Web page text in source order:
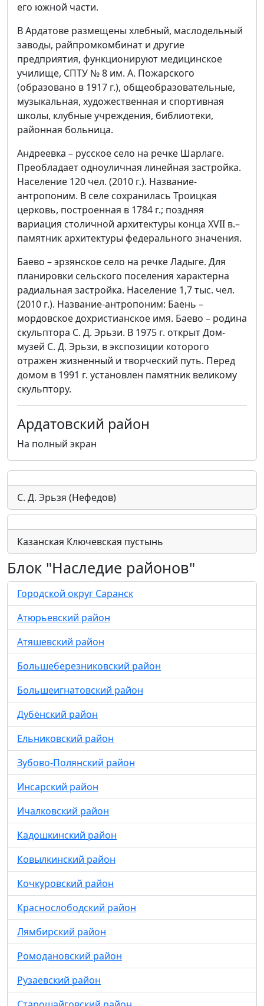
его южной части.
В Ардатове размещены хлебный, маслодельный
заводы, райпромкомбинат и другие
предприятия, функционируют медицинское
училище, СПТУ № 8 им. А. Пожарского
(образовано в 1917 г.), общеобразовательные,
музыкальная, художественная и спортивная
школы, клубные учреждения, библиотеки,
районная больница.
Андреевка – русское село на речке Шарлаге.
Преобладает одноуличная линейная застройка.
Население 120 чел. (2010 г.). Название-
антропоним. В селе сохранилась Троицкая
церковь, построенная в 1784 г.; поздняя
вариация столичной архитектуры конца XVII в.–
памятник архитектуры федерального значения.
Баево – эрзянское село на речке Ладыге. Для
планировки сельского поселения характерна
радиальная застройка. Население 1,7 тыс. чел.
(2010 г.). Название-антропоним: Баень –
мордовское дохристианское имя. Баево – родина
скульптора С. Д. Эрьзи. В 1975 г. открыт Дом-
музей С. Д. Эрьзи, в экспозиции которого
отражен жизненный и творческий путь. Перед
домом в 1991 г. установлен памятник великому
скульптору.
Ардатовский район
На полный экран
С. Д. Эрьзя (Нефедов)
Казанская Ключевская пустынь
Блок "Наследие районов"
Городской округ Саранск
Атюрьевский район
Атяшевский район
Большеберезниковский район
Большеигнатовский район
Дубёнский район
Ельниковский район
Зубово-Полянский район
Инсарский район
Ичалковский район
Кадошкинский район
Ковылкинский район
Кочкуровский район
Краснослободский район
Лямбирский район
Ромодановский район
Рузаевский район